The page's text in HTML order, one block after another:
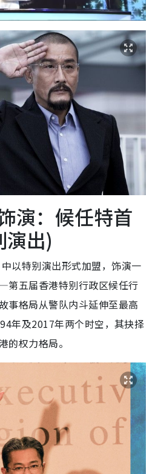
演：候任特首
演出)
以特别演出形式加盟，饰演一
第五届香港特别行政区候任行
事格局从警队内斗延伸至最高
年及2017年两个时空，其抉择
的权力格局。